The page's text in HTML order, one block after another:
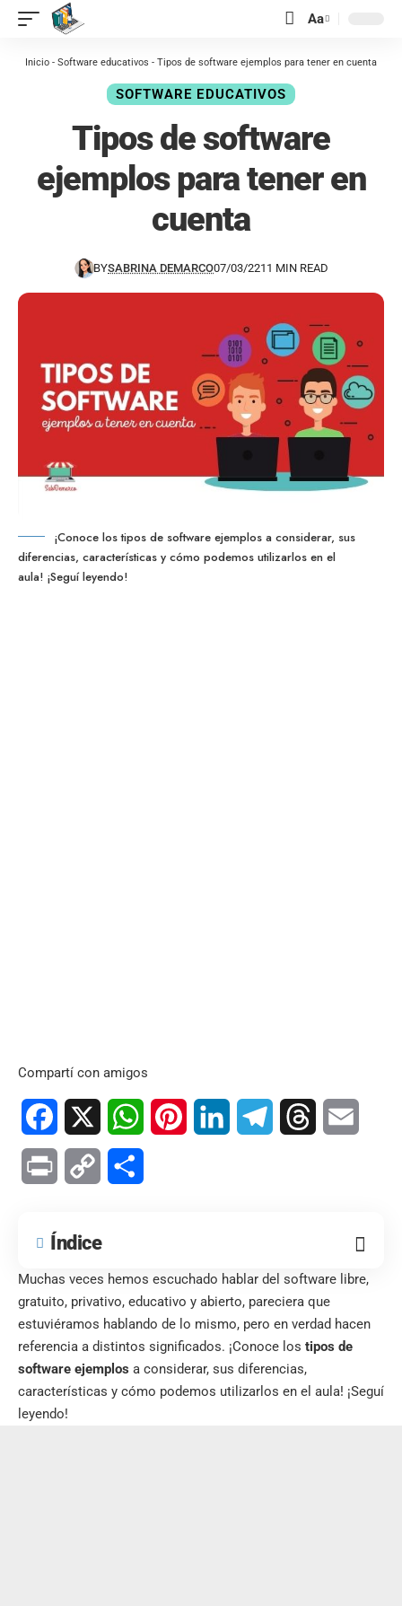
contenido Aa
Inicio - Software educativos - Tipos de software ejemplos para tener en cuenta
SOFTWARE EDUCATIVOS
Tipos de software
ejemplos para tener en
cuenta
BYSABRINA DEMARCO07/03/2211 MIN READ
¡Conoce los tipos de software ejemplos a considerar, sus
diferencias, características y cómo podemos utilizarlos en el
aula! ¡Seguí leyendo!
Compartí con amigos
Facebook WhatsAppPinterest LinkedIn TelegramThreads
Print Copy
Índice
Muchas veces hemos escuchado hablar del software libre,
gratuito, privativo, educativo y abierto, pareciera que
estuviéramos hablando de lo mismo, pero en verdad hacen
referencia a distintos significados. ¡Conoce los tipos de
software ejemplos a considerar, sus diferencias,
características y cómo podemos utilizarlos en el aula! ¡Seguí
leyendo!